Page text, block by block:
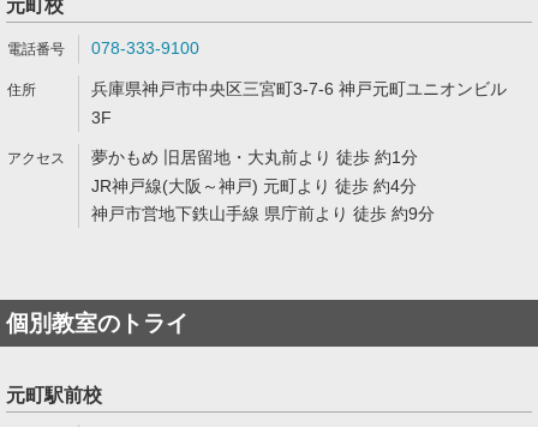
元町校
078-333-9100
兵庫県神戸市中央区三宮町3-7-6 神戸元町ユニオンビル
3F
夢かもめ 旧居留地・大丸前より 徒歩 約1分
JR神戸線(大阪～神戸) 元町より 徒歩 約4分
神戸市営地下鉄山手線 県庁前より 徒歩 約9分
個別教室のトライ
元町駅前校